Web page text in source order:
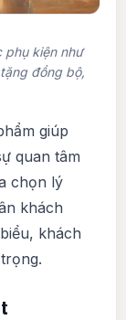
phụ kiện như
đồng bộ,
giúp
quan tâm
chọn lý
khách
khách